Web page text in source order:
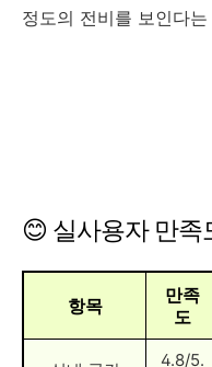
정도의 전비를 보인다
😊 실사용자 만족
항목
만족
도
4.8/5.